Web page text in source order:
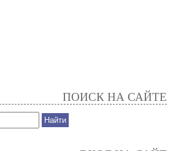
ПОИСК НА САЙТЕ